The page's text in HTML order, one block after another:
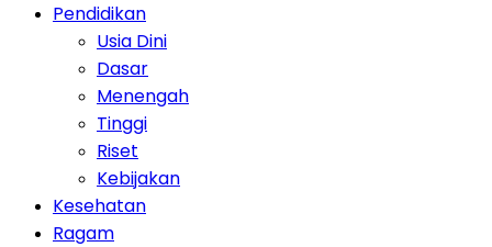
Pendidikan
Usia Dini
Dasar
Menengah
Tinggi
Riset
Kebijakan
Kesehatan
Ragam